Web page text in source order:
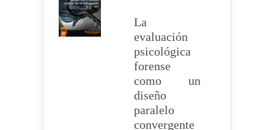
La
evaluación
psicológica
forense
como un
diseño
paralelo
convergente